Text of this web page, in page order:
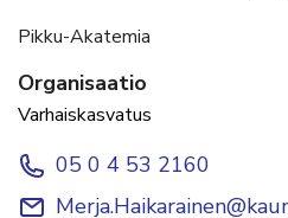
Pikku-Akatemia
Organisaatio
Varhaiskasvatus
05 0 4 53 2160